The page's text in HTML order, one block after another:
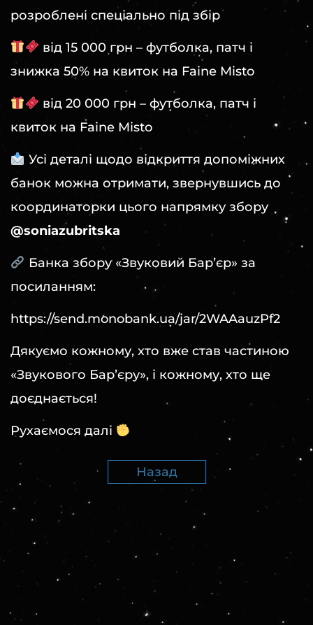
розроблені спеціально під збір
від 15 000 грн – футболка, патч і
знижка 50% на квиток на Faine Misto
від 20 000 грн – футболка, патч і
квиток на Faine Misto
Усі деталі щодо відкриття допоміжних
банок можна отримати, звернувшись до
координаторки цього напрямку збору
@soniazubritska
Банка збору «Звуковий Барʼєр» за
посиланням:
https://send.monobank.ua/jar/2WAAauzPf2
Дякуємо кожному, хто вже став частиною
«Звукового Барʼєру», і кожному, хто ще
доєднається!
Рухаємося далі
Назад